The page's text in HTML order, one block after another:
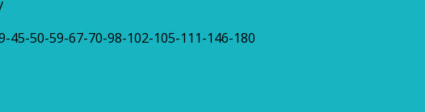
45-50-59-67-70-98-102-105-111-146-180